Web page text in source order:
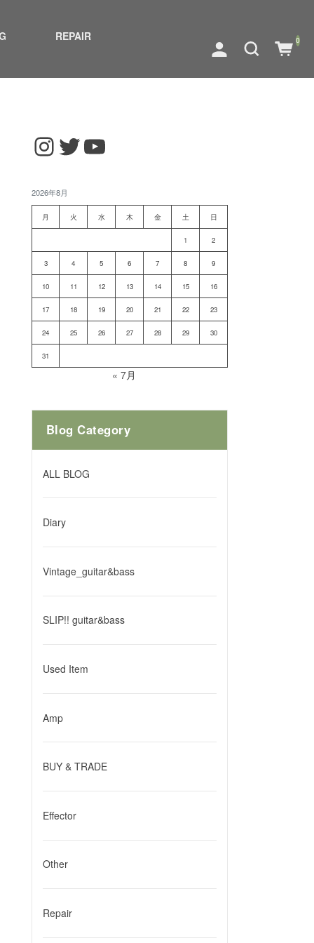
REPAIR 0
Instagram
TwitterYouTube
2026年8月
月 火 水 木 金 土 日
1 2
3 4 5 6 7 8 9
10 11 12 13 14 15 16
17 18 19 20 21 22 23
24 25 26 27 28 29 30
31
« 7月
Blog Category
ALL BLOG
Diary
Vintage_guitar&bass
SLIP!! guitar&bass
Used Item
Amp
BUY & TRADE
Effector
Other
Repair